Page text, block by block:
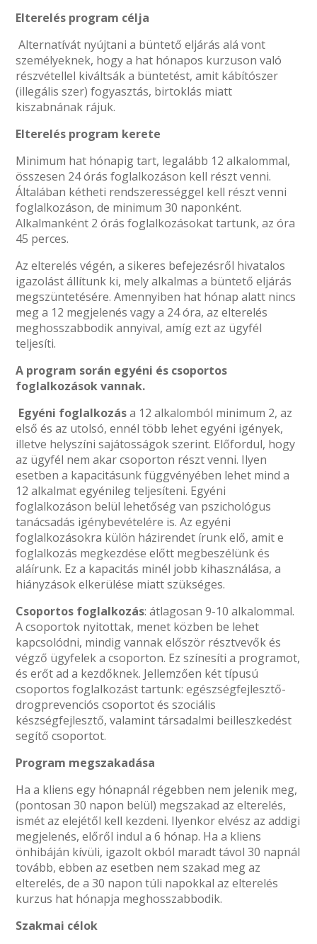
Elterelés program célja
Alternatívát nyújtani a büntető eljárás alá vont
személyeknek, hogy a hat hónapos kurzuson való
részvétellel kiváltsák a büntetést, amit kábítószer
(illegális szer) fogyasztás, birtoklás miatt
kiszabnának rájuk.
Elterelés program kerete
Minimum hat hónapig tart, legalább 12 alkalommal,
összesen 24 órás foglalkozáson kell részt venni.
Általában kétheti rendszerességgel kell részt venni
foglalkozáson, de minimum 30 naponként.
Alkalmanként 2 órás foglalkozásokat tartunk, az óra
45 perces.
Az elterelés végén, a sikeres befejezésről hivatalos
igazolást állítunk ki, mely alkalmas a büntető eljárás
megszüntetésére. Amennyiben hat hónap alatt nincs
meg a 12 megjelenés vagy a 24 óra, az elterelés
meghosszabbodik annyival, amíg ezt az ügyfél
teljesíti.
A program során egyéni és csoportos
foglalkozások vannak.
Egyéni foglalkozása 12 alkalomból minimum 2, az
első és az utolsó, ennél több lehet egyéni igények,
illetve helyszíni sajátosságok szerint. Előfordul, hogy
az ügyfél nem akar csoporton részt venni. Ilyen
esetben a kapacitásunk függvényében lehet mind a
12 alkalmat egyénileg teljesíteni. Egyéni
foglalkozáson belül lehetőség van pszichológus
tanácsadás igénybevételére is. Az egyéni
foglalkozásokra külön házirendet írunk elő, amit e
foglalkozás megkezdése előtt megbeszélünk és
aláírunk. Ez a kapacitás minél jobb kihasználása, a
hiányzások elkerülése miatt szükséges.
Csoportos foglalkozás: átlagosan 9-10 alkalommal.
A csoportok nyitottak, menet közben be lehet
kapcsolódni, mindig vannak először résztvevők és
végző ügyfelek a csoporton. Ez színesíti a programot,
és erőt ad a kezdőknek. Jellemzően két típusú
csoportos foglalkozást tartunk: egészségfejlesztő-
drogprevenciós csoportot és szociális
készségfejlesztő, valamint társadalmi beilleszkedést
segítő csoportot.
Program megszakadása
Ha a kliens egy hónapnál régebben nem jelenik meg,
(pontosan 30 napon belül) megszakad az elterelés,
ismét az elejétől kell kezdeni. Ilyenkor elvész az addigi
megjelenés, előről indul a 6 hónap. Ha a kliens
önhibáján kívüli, igazolt okból maradt távol 30 napnál
tovább, ebben az esetben nem szakad meg az
elterelés, de a 30 napon túli napokkal az elterelés
kurzus hat hónapja meghosszabbodik.
Szakmai célok